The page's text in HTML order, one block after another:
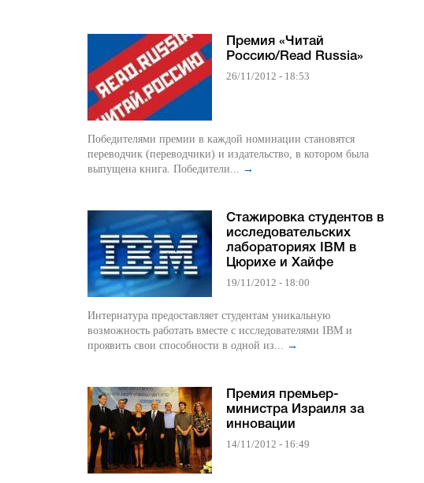
Премия «Читай
Россию/Read Russia»
26/11/2012 - 18:53
Победителями премии в каждой номинации становятся
переводчик (переводчики) и издательство, в котором была
выпущена книга. Победители... →
Cтажировка студентов в
исследовательских
лабораториях IBM в
Цюрихе и Хайфе
19/11/2012 - 18:00
Интернатура предоставляет студентам уникальную
возможность работать вместе с исследователями IBM и
проявить свои способности в одной из... →
Премия премьер-
министра Израиля за
инновации
14/11/2012 - 16:49